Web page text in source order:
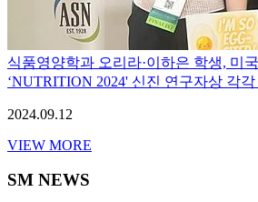
식품영양학과 오리라·이하은 학생, 미
‘NUTRITION 2024' 신진 연구자상 각
2024.09.12
VIEW MORE
SM NEWS